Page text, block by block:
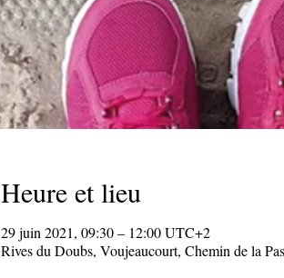
Heure et lieu
29 juin 2021, 09:30 – 12:00 UTC+2
Rives du Doubs, Voujeaucourt, Chemin de la